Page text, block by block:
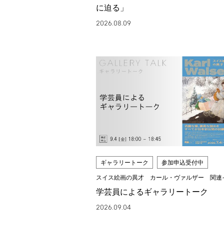
に迫る」
2026.08.09
ギャラリートーク 参加申込受付中
スイス絵画の異才 カール・ヴァルザー 関連
学芸員によるギャラリートーク
2026.09.04